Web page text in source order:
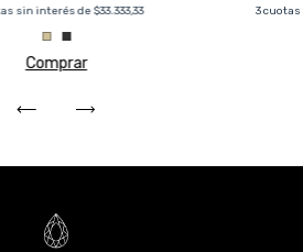
sin interés de$33.333,33
Comprar
3